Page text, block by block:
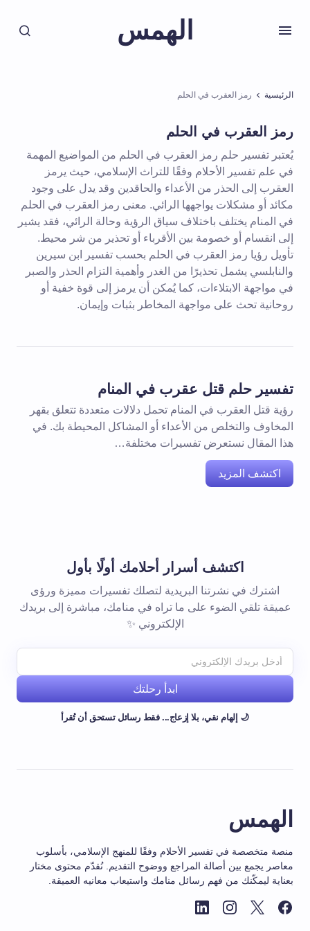
الهمس
الرئيسية رمز العقرب في الحلم
رمز العقرب في الحلم
يُعتبر تفسير حلم رمز العقرب في الحلم من المواضيع المهمة
في علم تفسير الأحلام وفقًا للتراث الإسلامي، حيث يرمز
العقرب إلى الحذر من الأعداء والحاقدين وقد يدل على وجود
مكائد أو مشكلات يواجهها الرائي. معنى رمز العقرب في الحلم
في المنام يختلف باختلاف سياق الرؤية وحالة الرائي، فقد يشير
إلى انقسام أو خصومة بين الأقرباء أو تحذير من شر محيط.
تأويل رؤيا رمز العقرب في الحلم بحسب تفسير ابن سيرين
والنابلسي يشمل تحذيرًا من الغدر وأهمية التزام الحذر والصبر
في مواجهة الابتلاءات، كما يُمكن أن يرمز إلى قوة خفية أو
روحانية تحث على مواجهة المخاطر بثبات وإيمان.
تفسير حلم قتل عقرب في المنام
رؤية قتل العقرب في المنام تحمل دلالات متعددة تتعلق بقهر
المخاوف والتخلص من الأعداء أو المشاكل المحيطة بك. في
هذا المقال نستعرض تفسيرات مختلفة…
اكتشف المزيد
اكتشف أسرار أحلامك أولًا بأول
اشترك في نشرتنا البريدية لتصلك تفسيرات مميزة ورؤى
عميقة تلقي الضوء على ما تراه في منامك، مباشرة إلى بريدك
الإلكتروني ✨
ابدأ رحلتك
🌙 إلهام نقي، بلا إزعاج... فقط رسائل تستحق أن تُقرأ
الهمس
منصة متخصصة في تفسير الأحلام وفقًا للمنهج الإسلامي، بأسلوب
معاصر يجمع بين أصالة المراجع ووضوح التقديم. نُقدّم محتوى مختار
بعناية ليمكّنك من فهم رسائل منامك واستيعاب معانيه العميقة.